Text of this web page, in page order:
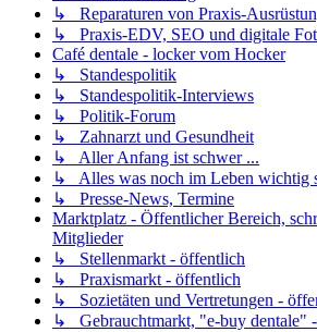
↳ Reparaturen von Praxis-
↳ Praxis-EDV, SEO und digitale
Café dentale - locker vom Hocker
↳ Standespolitik
↳ Standespolitik-Interviews
↳ Politik-Forum
↳ Zahnarzt und Gesundheit
↳ Aller Anfang ist schwer ...
↳ Alles was noch im Leben wichtig
↳ Presse-News, Termine
Marktplatz - Öffentlicher Bereich,
Mitglieder
↳ Stellenmarkt - öffentlich
↳ Praxismarkt - öffentlich
↳ Sozietäten und Vertretungen -
↳ Gebrauchtmarkt, "e-buy dentale"